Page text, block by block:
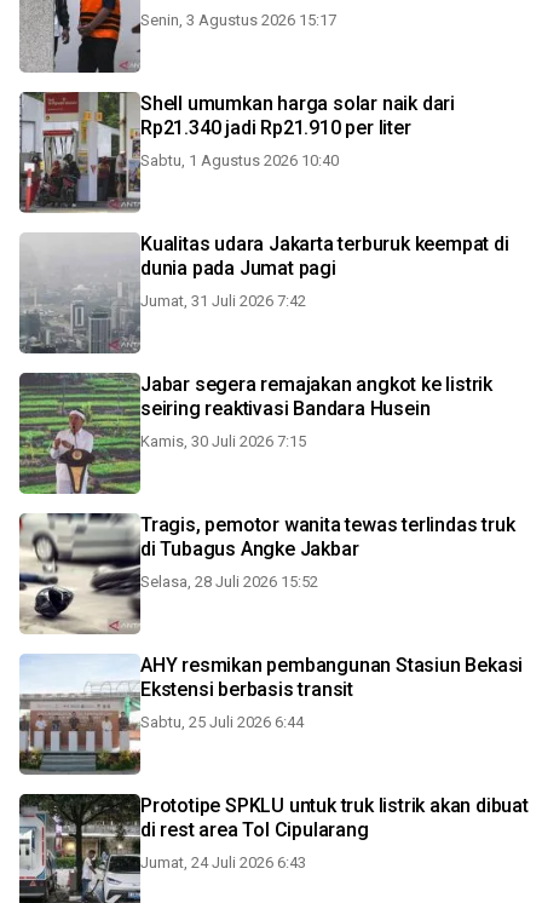
Senin, 3 Agustus 2026 15:17
Shell umumkan harga solar naik dari
Rp21.340 jadi Rp21.910 per liter
Sabtu, 1 Agustus 2026 10:40
Kualitas udara Jakarta terburuk keempat di
dunia pada Jumat pagi
Jumat, 31 Juli 2026 7:42
Jabar segera remajakan angkot ke listrik
seiring reaktivasi Bandara Husein
Kamis, 30 Juli 2026 7:15
Tragis, pemotor wanita tewas terlindas truk
di Tubagus Angke Jakbar
Selasa, 28 Juli 2026 15:52
AHY resmikan pembangunan Stasiun Bekasi
Ekstensi berbasis transit
Sabtu, 25 Juli 2026 6:44
Prototipe SPKLU untuk truk listrik akan dibuat
di rest area Tol Cipularang
Jumat, 24 Juli 2026 6:43